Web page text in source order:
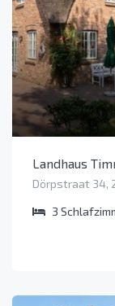
Landhaus
Dörpstraat 34,
3